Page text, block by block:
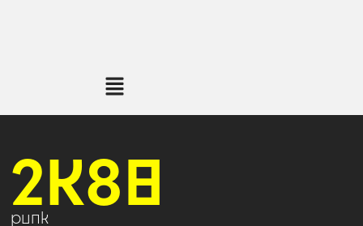
2K88
punk